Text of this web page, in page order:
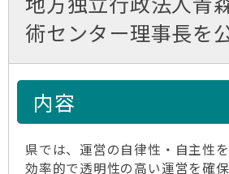
術センター理事長を
内容
県では、運営の自律性・自主性
効率的で透明性の高い運営を確保